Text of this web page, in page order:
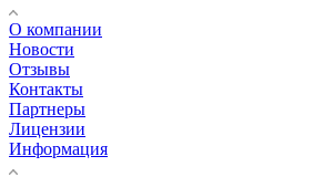
О компании
Новости
Отзывы
Контакты
Партнеры
Лицензии
Информация